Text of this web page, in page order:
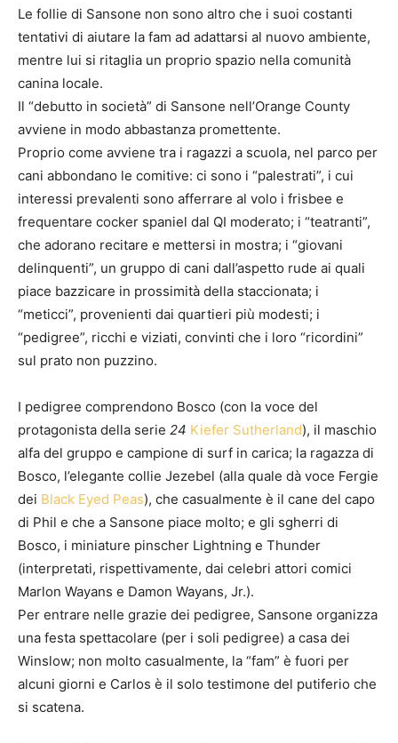
Le follie di Sansone non sono altro che i suoi costanti
tentativi di aiutare la fam ad adattarsi al nuovo ambiente,
mentre lui si ritaglia un proprio spazio nella comunità
canina locale.
Il “debutto in società” di Sansone nell’Orange County
avviene in modo abbastanza promettente.
Proprio come avviene tra i ragazzi a scuola, nel parco per
cani abbondano le comitive: ci sono i “palestrati”, i cui
interessi prevalenti sono afferrare al volo i frisbee e
frequentare cocker spaniel dal QI moderato; i “teatranti”,
che adorano recitare e mettersi in mostra; i “giovani
delinquenti”, un gruppo di cani dall’aspetto rude ai quali
piace bazzicare in prossimità della staccionata; i
“meticci”, provenienti dai quartieri più modesti; i
“pedigree”, ricchi e viziati, convinti che i loro “ricordini”
sul prato non puzzino.
I pedigree comprendono Bosco (con la voce del
protagonista della serie 24 Kiefer Sutherland), il maschio
alfa del gruppo e campione di surf in carica; la ragazza di
Bosco, l’elegante collie Jezebel (alla quale dà voce Fergie
dei Black Eyed Peas), che casualmente è il cane del capo
di Phil e che a Sansone piace molto; e gli sgherri di
Bosco, i miniature pinscher Lightning e Thunder
(interpretati, rispettivamente, dai celebri attori comici
Marlon Wayans e Damon Wayans, Jr.).
Per entrare nelle grazie dei pedigree, Sansone organizza
una festa spettacolare (per i soli pedigree) a casa dei
Winslow; non molto casualmente, la “fam” è fuori per
alcuni giorni e Carlos è il solo testimone del putiferio che
si scatena.